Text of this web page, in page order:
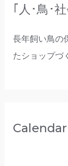
｢人･鳥･
長年飼い鳥の
たショップづ
Calendar